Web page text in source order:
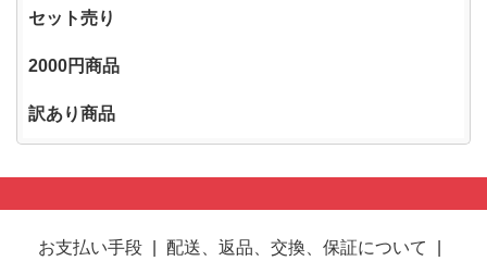
セット売り
2000円商品
訳あり商品
お支払い手段 配送、返品、交換、保証について